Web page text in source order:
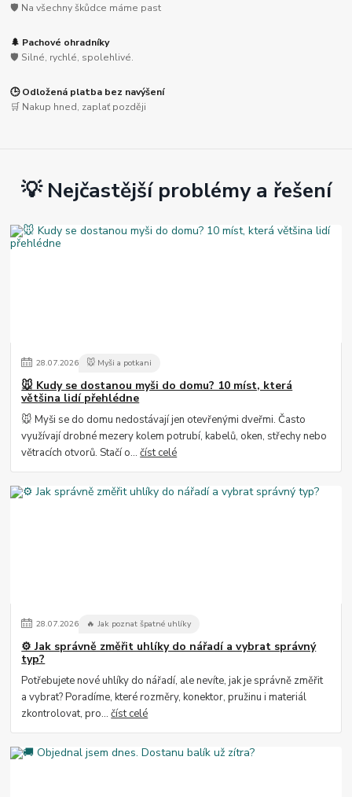
🛡️ Na všechny škůdce máme past
🌲 Pachové ohradníky
🛡️ Silné, rychlé, spolehlivé.
🕒 Odložená platba bez navýšení
🛒 Nakup hned, zaplať později
💡 Nejčastější problémy a řešení
28.07.2026 🐭 Myši a potkani
🐭 Kudy se dostanou myši do domu? 10 míst, která
většina lidí přehlédne
🐭 Myši se do domu nedostávají jen otevřenými dveřmi. Často
využívají drobné mezery kolem potrubí, kabelů, oken, střechy nebo
větracích otvorů. Stačí o...číst celé
28.07.2026 🔥 Jak poznat špatné uhlíky
⚙️ Jak správně změřit uhlíky do nářadí a vybrat správný
typ?
Potřebujete nové uhlíky do nářadí, ale nevíte, jak je správně změřit
a vybrat? Poradíme, které rozměry, konektor, pružinu i materiál
zkontrolovat, pro...číst celé